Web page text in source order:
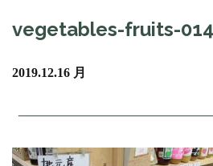
vegetables-fruits-
2019.12.16 月